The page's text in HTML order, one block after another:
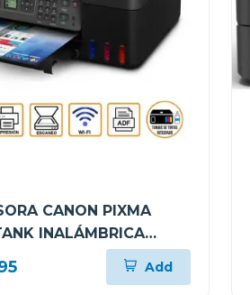
CANON PIXMA
INALÁMBRICA
G417
Add